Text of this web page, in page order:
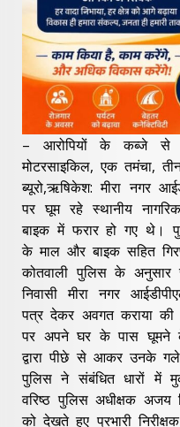
– आरोपियों के कब्जे से
मोटरसाइकिल, एक तमंचा,
ब्यूरो,ऋषिकेश: मीरा नगर
पर घूम रहे स्थानीय
बाइक में फरार हो गए थे।
के माल और बाइक सहित
कोतवाली पुलिस के अनुसार
निवासी मीरा नगर
पत्र देकर अवगत कराया की
पर अपने घर के पास घूमने के
द्वारा पीछे से आकर उनके
पुलिस ने संबंधित धारों में
वरिष्ठ पुलिस अधीक्षक अजय
को देखते हुए प्रभारी